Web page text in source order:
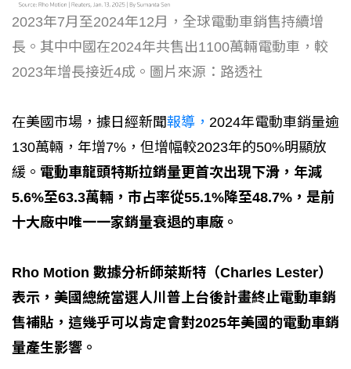
2023年7月至2024年12月，全球電動車銷售持續增
長。其中中國在2024年共售出1100萬輛電動車，較
2023年增長接近4成。圖片來源：路透社
在美國市場，據日經新聞報導， 2024年電動車銷量逾
130萬輛，年增7%，但增幅較2023年的50%明顯放
緩。 電動車龍頭特斯拉銷量更首次出現下滑，年減
5.6%至63.3萬輛，市占率從55.1%降至48.7%，是前
十大廠中唯一一家銷量衰退的車廠。
Rho Motion 數據分析師萊斯特（Charles Lester）
表示，美國總統當選人川普上台後計畫終止電動車銷
售補貼，這幾乎可以肯定會對2025年美國的電動車銷
量產生影響。